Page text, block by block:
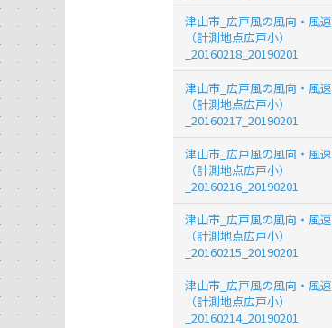
津山市_広戸風の風向・風速
（計測地点広戸小）
_20160218_20190201
津山市_広戸風の風向・風速
（計測地点広戸小）
_20160217_20190201
津山市_広戸風の風向・風速
（計測地点広戸小）
_20160216_20190201
津山市_広戸風の風向・風速
（計測地点広戸小）
_20160215_20190201
津山市_広戸風の風向・風速
（計測地点広戸小）
_20160214_20190201